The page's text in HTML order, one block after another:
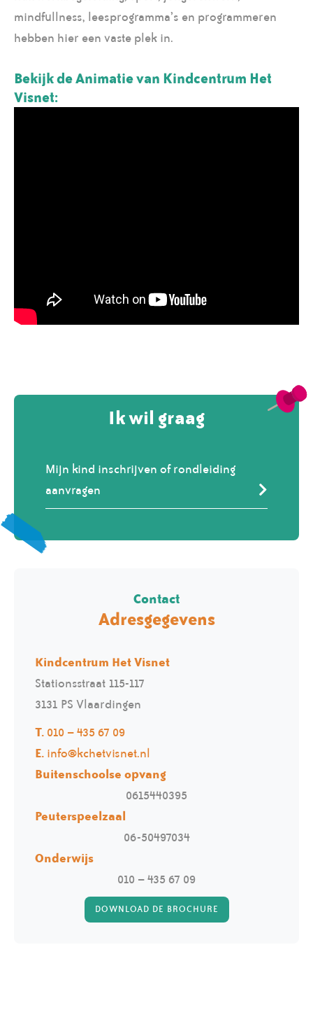
mindfullness, leesprogramma’s en programmeren
hebben hier een vaste plek in.
Bekijk de Animatie van Kindcentrum Het
Visnet:
Ik wil graag
Mijn kind inschrijven of rondleiding
aanvragen
Contact
Adresgegevens
Kindcentrum Het Visnet
Stationsstraat 115-117
3131 PS Vlaardingen
T. 010 – 435 67 09
E. info@kchetvisnet.nl
Buitenschoolse opvang
0615440395
Peuterspeelzaal
06-50497034
Onderwijs
010 – 435 67 09
DOWNLOAD DE BROCHURE